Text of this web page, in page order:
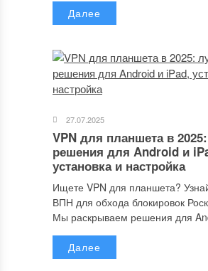
Далее
27.07.2025
VPN для планшета в
решения для Android и
установка и настройка
Ищете VPN для планшета?
ВПН для обхода блокировок
Мы раскрываем решения для
Далее